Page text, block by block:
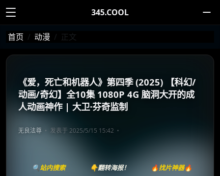
345.COOL
首页 动漫 正文
《爱，死亡和机器人》第四季 (2025) 【科幻/
动画/奇幻】全10集 1080P 4G 脑洞大开的成
人动画神作 | 大卫·芬奇监制
无良法尊 发表于 2025/5/15 15:42
🔍站内搜索 👇翻转海报！ 🔥找片神器🔥